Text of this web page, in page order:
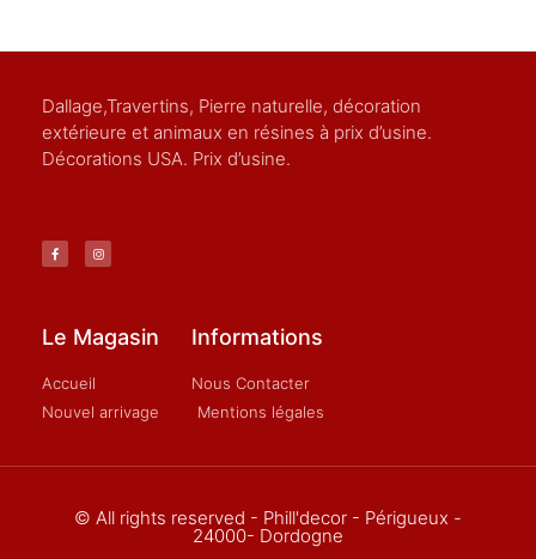
Dallage,Travertins, Pierre naturelle, décoration
extérieure et animaux en résines à prix d’usine.
Décorations USA. Prix d’usine.
Le Magasin
Accueil
Nouvel arrivage
Informations
Nous Contacter
Mentions légales
© All rights reserved - Phill'decor - Périgueux -
24000- Dordogne